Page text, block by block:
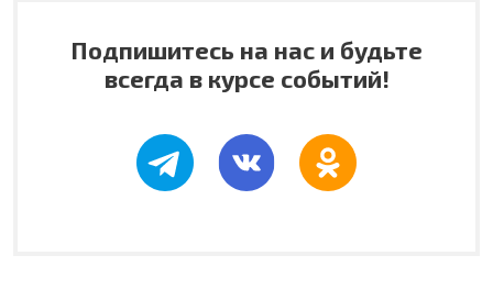
Подпишитесь на нас и будьте
всегда в курсе событий!